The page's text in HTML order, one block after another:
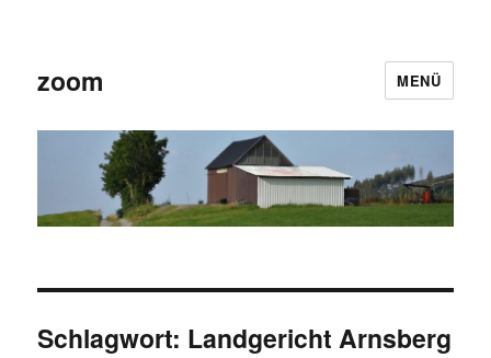
zoom MENÜ
Schlagwort: Landgericht Arnsberg